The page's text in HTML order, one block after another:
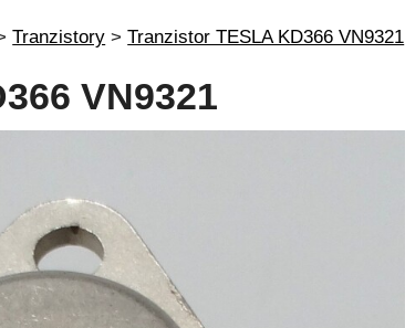
Tranzistory > Tranzistor TESLA KD366 VN9321
VN9321